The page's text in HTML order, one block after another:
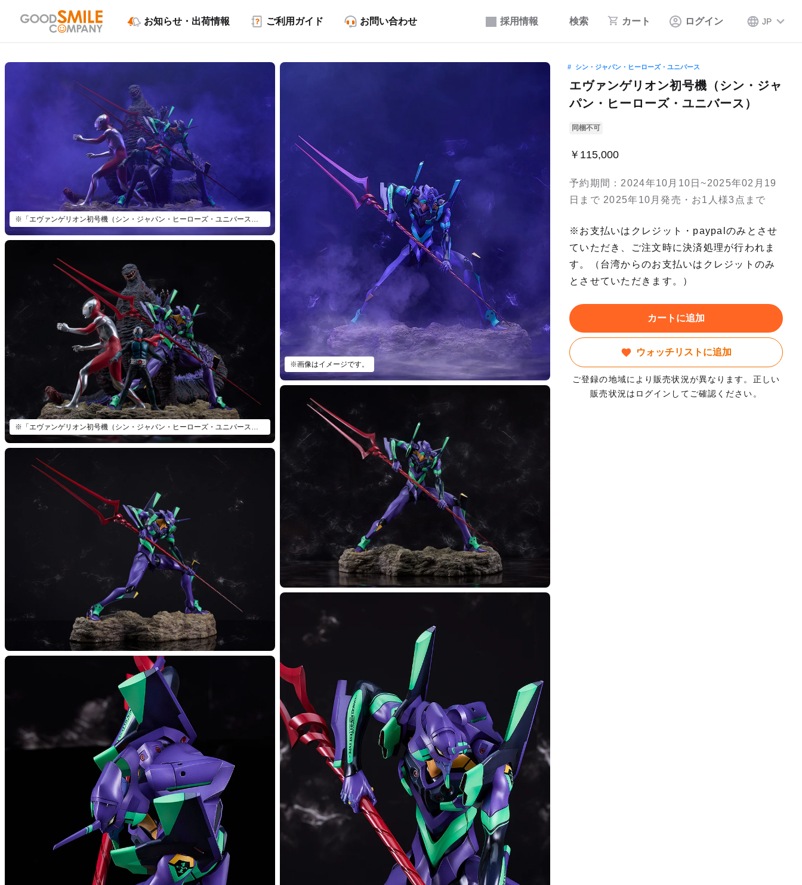
採用情報 検索 カート ログイン JP
お知らせ・出荷情報 ご利用ガイド お問い合わせ
※「エヴァンゲリオン初号機（シン・ジャパン・ヒーローズ・ユニバース）」以外は付属いたしません。※画像はイメージです。
※画像はイメージです。
※「エヴァンゲリオン初号機（シン・ジャパン・ヒーローズ・ユニバース）」以外は付属いたしません。
シン・ジャパン・ヒーローズ・ユニバース
エヴァンゲリオン初号機（シン・ジャ
パン・ヒーローズ・ユニバース）
同梱不可
￥115,000
予約期間：2024年10月10日~2025年02月19
日まで 2025年10月発売・お1人様3点まで
※お支払いはクレジット・paypalのみとさせ
ていただき、ご注文時に決済処理が行われま
す。（台湾からのお支払いはクレジットのみ
とさせていただきます。）
カートに追加
ウォッチリストに追加
ご登録の地域により販売状況が異なります。正しい
販売状況はログインしてご確認ください。